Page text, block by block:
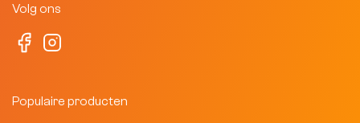
Volg ons
Populaire producten